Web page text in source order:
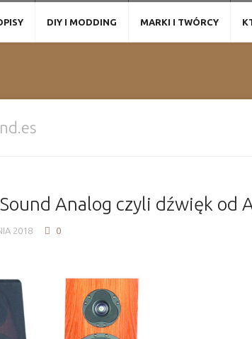
DIY I MODDING MARKI I TWÓRCY
Analog czyli dźwięk od
2018 0